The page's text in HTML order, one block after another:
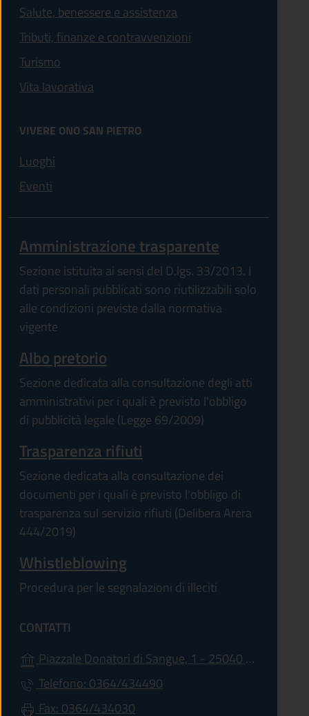
Salute, benessere e assistenza
Tributi, finanze e contravvenzioni
Turismo
Vita lavorativa
VIVERE ONO SAN PIETRO
Luoghi
Eventi
Amministrazione trasparente
Sezione istituita ai sensi del D.lgs. 33/2013. I
dati personali pubblicati sono riutilizzabili solo
alle condizioni previste dalla normativa
vigente
Albo pretorio
Sezione dedicata alla consultazione degli atti
amministrativi per i quali è previsto l'obbligo
di pubblicità legale (Legge 69/2009)
Trasparenza rifiuti
Sezione dedicata alla consultazione dei
documenti per i quali è previsto l'obbligo di
trasparenza sul servizio rifiuti (Delibera Arera
444/2019)
Whistleblowing
Procedura per le segnalazioni di illeciti
CONTATTI
Piazzale Donatori di Sangue, 1 - 25040 - Ono San Pietro
Telefono: 0364/434490
Fax: 0364/434030